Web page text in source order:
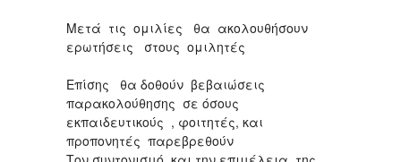
Μετά τις ομιλίες θα ακολουθήσουν
ερωτήσεις στους ομιλητές
Επίσης θα δοθούν βεβαιώσεις
παρακολούθησης σε όσους
εκπαιδευτικούς , φοιτητές, και
προπονητές παρεβρεθούν